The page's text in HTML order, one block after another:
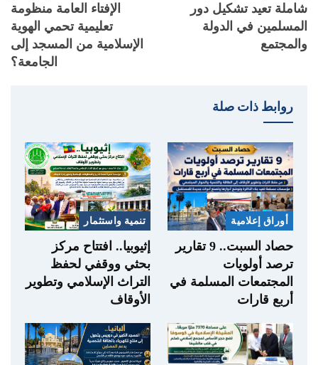
شاملة تعيد تشكيل دور
المسلمين في الدولة
والمجتمع
الإفتاء العامة منظومة
تعليمية تحمي الهوية
الإسلامية من المسجد إلى
الجامعة؟
روابط ذات صلة
أوراق إعلامية
حصاد السبت.. 9 تقارير
ترصد أولويات
المجتمعات المسلمة في
أربع قارات
تنمية واستثمار
إثيوبيا.. افتتاح مركز
بحثي ووقفي لحفظ
التراث الإسلامي وتطوير
الأوقاف